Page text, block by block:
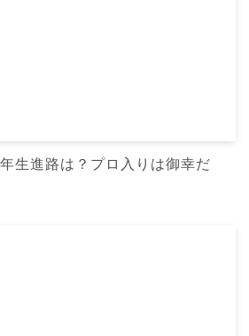
生進路は？プロ入りは御幸だ